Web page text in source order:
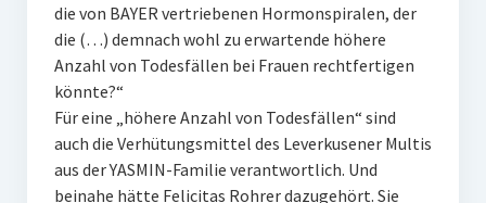
die von BAYER vertriebenen Hormonspiralen, der
die (…) demnach wohl zu erwartende höhere
Anzahl von Todesfällen bei Frauen rechtfertigen
könnte?“
Für eine „höhere Anzahl von Todesfällen“ sind
auch die Verhütungsmittel des Leverkusener Multis
aus der YASMIN-Familie verantwortlich. Und
beinahe hätte Felicitas Rohrer dazugehört. Sie